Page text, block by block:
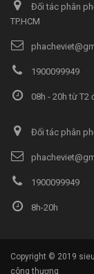
Đối tác phân
TP.HCM
1900099949
08h - 20h từ T2
Đối tác phân
1900099949
8h-20h
Copyright © 2019
công thương